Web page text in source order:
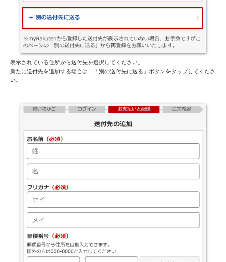
表示されている住所から送付先を選択してください。
新たに送付先を追加する場合は、「別の送付先に送る」ボタンをタップしてくださ
い。